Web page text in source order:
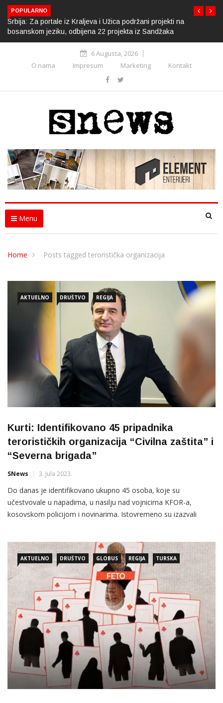
POPULARNO
Srbija: Za portale iz Kraljeva i Užica podržani projekti na
bosanskom jeziku, odbijena 22 projekta iz Sandžaka
6 Augusta, 2026
O nama
Impresum Marketing Kontakt
Menu
Home Posts tagged teroristička organizacija
AKTUELNO DRUŠTVO REGIJA
Kurti: Identifikovano 45 pripadnika
terorističkih organizacija “Civilna zaštita” i
“Severna brigada”
SNews 3. Jula 2023.
Do danas je identifikovano ukupno 45 osoba, koje su
učestvovale u napadima, u nasilju nad vojnicima KFOR-a,
kosovskom policijom i novinarima. Istovremeno su izazvali
AKTUELNO DRUŠTVO GLOBUS REGIJA TURSKA